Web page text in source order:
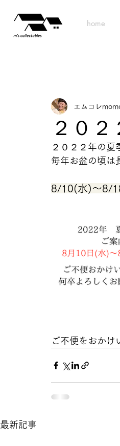
home
２０
エムコレ
２０２２年の夏
毎年お盆の頃は
8/10(水)〜8/
ご不便をおかけ
最新記事